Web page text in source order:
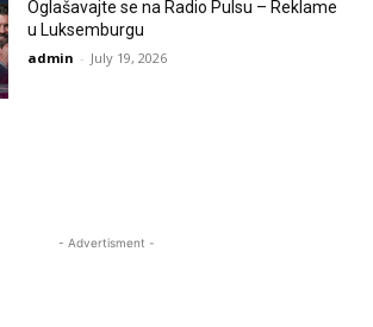
Oglašavajte se na Radio Pulsu – Reklame
u Luksemburgu
admin - July 19, 2026
- Advertisment -